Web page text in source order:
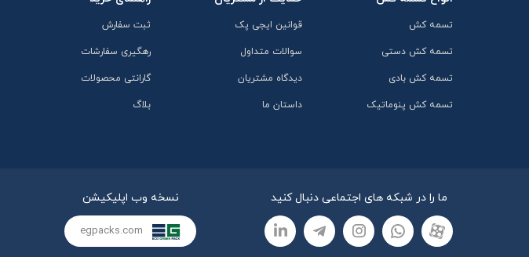
تسمه کش
تسمه کش دستی
تسمه کش بادی
تسمه کش پنوماتیک
قوانین ایجی پک
سوالات متداول
دیدگاه مشتریان
داستان ما
ثبت سفارش
رهگیری سفارشات
گارانتی محصولات
بلاگ
ما را در شبکه های اجتماعی دنبال کنید نسخه وب اپلیکیشن